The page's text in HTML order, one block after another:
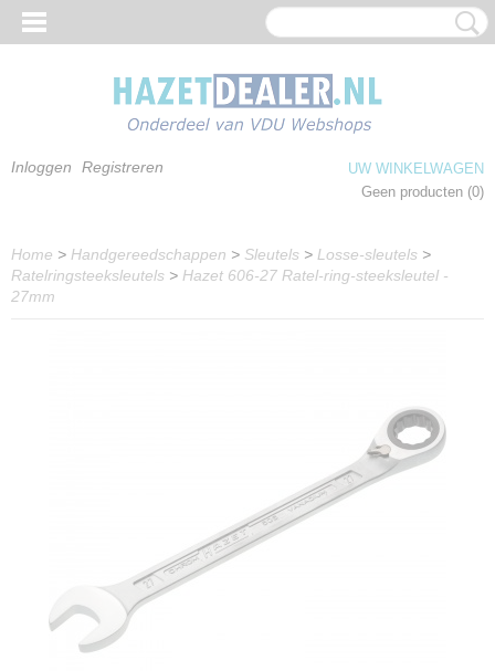
Inloggen Registreren
UW WINKELWAGEN
Geen producten (0)
Home > Handgereedschappen > Sleutels > Losse-sleutels >
Ratelringsteeksleutels > Hazet 606-27 Ratel-ring-steeksleutel -
27mm